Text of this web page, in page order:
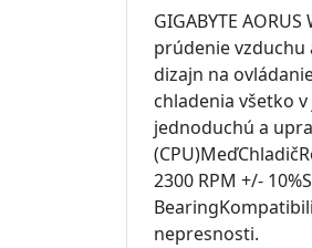
GIGABYTE
prúdenie vzduchu
dizajn na
chladenia všetko
jednoduchú a
2300 RPM +/-
nepresnosti.